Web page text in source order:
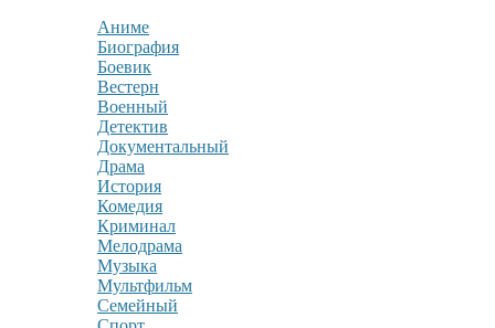
Аниме
Биография
Боевик
Вестерн
Военный
Детектив
Документальный
Драма
История
Комедия
Криминал
Мелодрама
Музыка
Мультфильм
Семейный